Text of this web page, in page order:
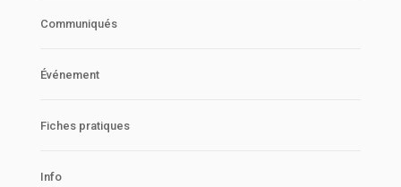
Communiqués
Événement
Fiches pratiques
Info